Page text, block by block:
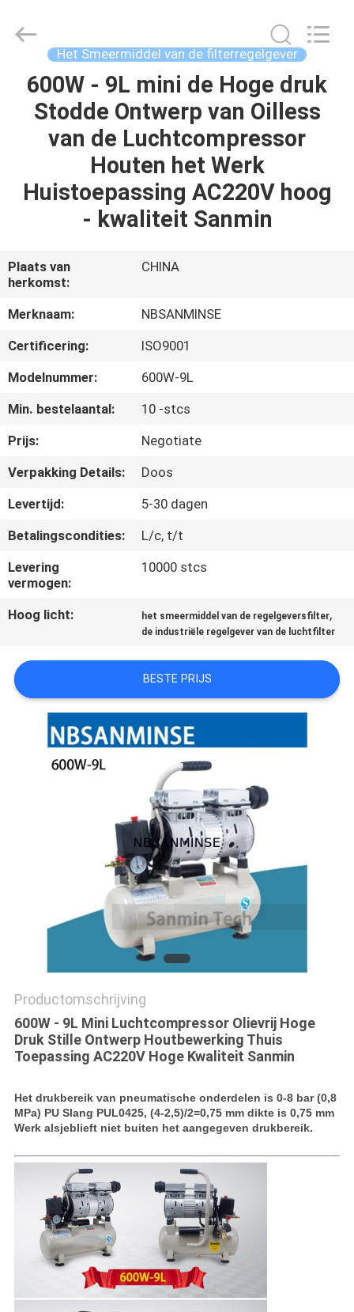
HUIS
PRODUCTEN
ONGEVEER
FABRIEKSREIS
KWALITEITSCONTROLE
ONS
NIEUWS
OM EEN
CITAAT
SITEMAP
Export
Co.,Ltd..
Reserved.
Het Smeermiddel van de filterregelgever
600W - 9L mini de Hoge druk
Stodde Ontwerp van Oilless
van de Luchtcompressor
Houten het Werk
Huistoepassing AC220V hoog
- kwaliteit Sanmin
Plaats van
herkomst:
CHINA
Merknaam:
NBSANMINSE
Certificering:
ISO9001
Modelnummer:
600W-9L
Min. bestelaantal:
10 -stcs
Prijs:
Negotiate
Verpakking Details:
Doos
Levertijd:
5-30 dagen
Betalingscondities:
L/c, t/t
Levering
vermogen:
10000 stcs
Hoog licht: het smeermiddel van de regelgeversfilter,
de industriële regelgever van de luchtfilter
BESTE PRIJS
Productomschrijving
600W - 9L Mini Luchtcompressor Olievrij Hoge
Druk Stille Ontwerp Houtbewerking Thuis
Toepassing AC220V Hoge Kwaliteit Sanmin
Het drukbereik van pneumatische onderdelen is 0-8 bar (0,8
MPa) PU Slang PUL0425, (4-2,5)/2=0,75 mm dikte is 0,75 mm
Werk alsjeblieft niet buiten het aangegeven drukbereik.